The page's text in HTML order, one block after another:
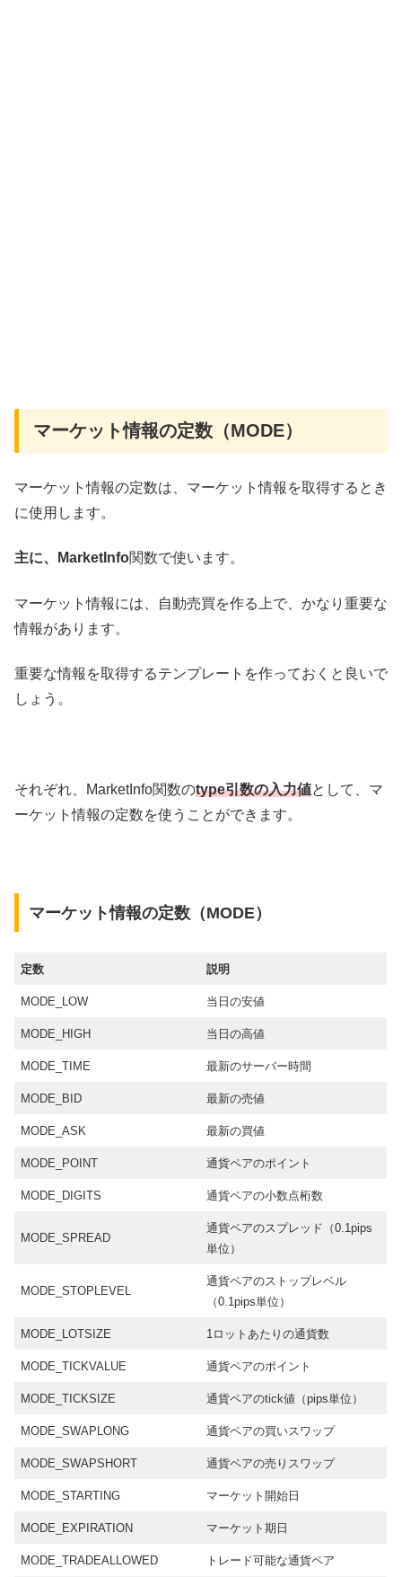
マーケット情報の定数​（MODE）
マーケット情報の定数は、マーケット情報を取得するとき
に使用します。
主に、MarketInfo関数で使います。
マーケット情報には、自動売買を作る上で、かなり重要な
情報があります。
重要な情報を取得するテンプレートを作っておくと良いで
しょう。
それぞれ、MarketInfo関数のtype引数の入力値として、マ
ーケット情報の定数を使うことができます。
マーケット情報の定数​（MODE）
定数 説明
MODE_LOW 当日の安値
MODE_HIGH 当日の高値
MODE_TIME 最新のサーバー時間
MODE_BID 最新の売値
MODE_ASK 最新の買値
MODE_POINT 通貨ペアのポイント
MODE_DIGITS 通貨ペアの小数点桁数
MODE_SPREAD
通貨ペアのスプレッド（0.1pips
単位）
MODE_STOPLEVEL
通貨ペアのストップレベル
（0.1pips単位）
MODE_LOTSIZE 1ロットあたりの通貨数
MODE_TICKVALUE 通貨ペアのポイント
MODE_TICKSIZE 通貨ペアのtick値（pips単位）
MODE_SWAPLONG 通貨ペアの買いスワップ
MODE_SWAPSHORT 通貨ペアの売りスワップ
MODE_STARTING マーケット開始日
MODE_EXPIRATION マーケット期日
MODE_TRADEALLOWED トレード可能な通貨ペア